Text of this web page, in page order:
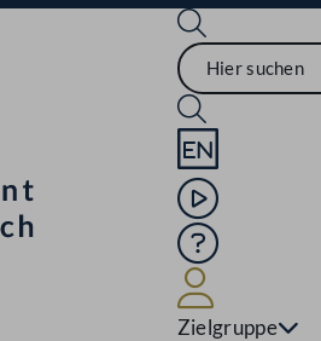
Sprache English
Mediathek
Hilfe
Zielgruppe